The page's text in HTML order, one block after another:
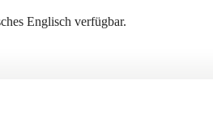
Englisch verfügbar.